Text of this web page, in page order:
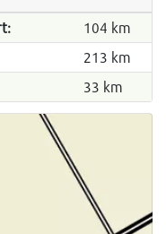
104 km
213 km
33 km